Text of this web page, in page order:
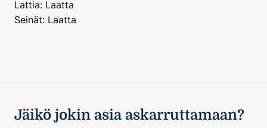
Lattia: Laatta
Seinät: Laatta
Jäikö jokin asia askarruttamaan?